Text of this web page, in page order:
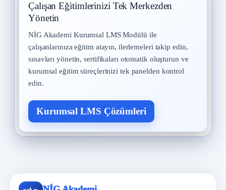
Çalışan Eğitimlerinizi Tek Merkezden
Yönetin
NİG Akademi Kurumsal LMS Modülü ile
çalışanlarınıza eğitim atayın, ilerlemeleri takip edin,
sınavları yönetin, sertifikaları otomatik oluşturun ve
kurumsal eğitim süreçlerinizi tek panelden kontrol
edin.
Kurumsal LMS Çözümleri